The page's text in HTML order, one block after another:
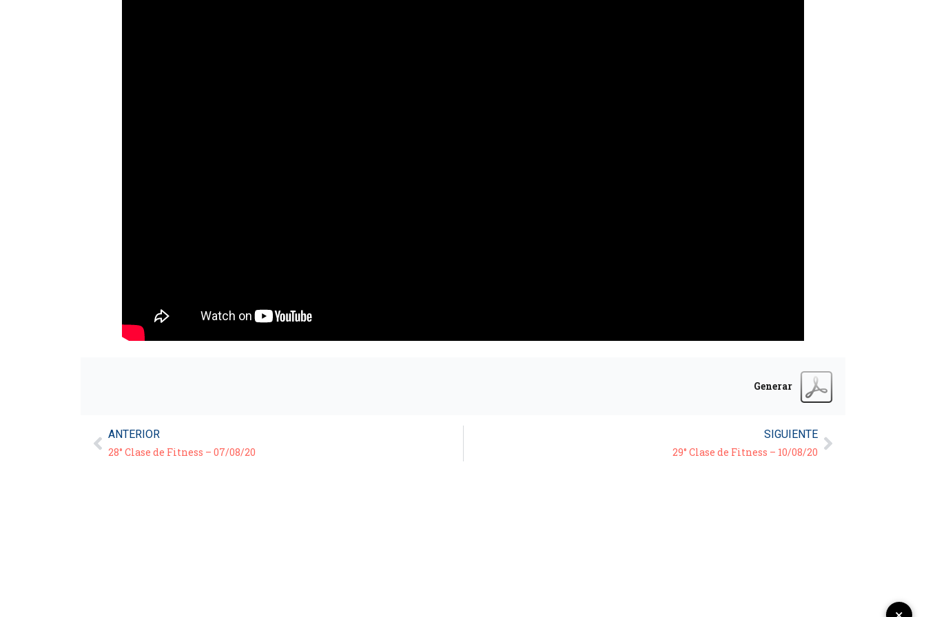
Generar
ANTERIOR
28° Clase de Fitness – 07/08/20
SIGUIENTE
29° Clase de Fitness – 10/08/20